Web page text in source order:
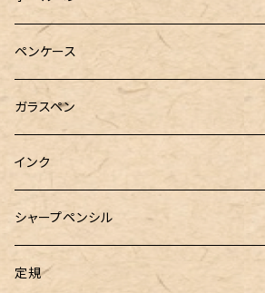
PILOT（パイロット）
万年筆用コンバーター
SAILOR（セーラー）
PLATINUM（プラチナ）
BENU（ベヌー）
PARKER（パーカー）
オリジナルボールペン
Pelikan（ペリカン）
マルチペン
PILOT（パイロット）
SAILOR（セーラー）
Caran d'Ache（カランダッシュ）
ペンケース
バハギア & クラフト
ラウンドジップペンケース
ロールペンケース
&Liebe(アンドリーベ)
シーカンパニー
LOONLOON（ルンルン）
ガラスペン
工芸装置
ペンネジューク オリジナル（予約品）
ペンネジューク オリジナル（在庫品）
書籍
佐瀬工業所
インク
オリジナルインク
Tono&Lims
シャープペンシル
富士瘤クラフト
定規